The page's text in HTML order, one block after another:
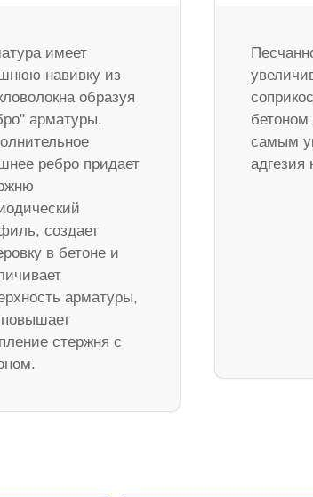
имеет
навивку из
образуя
арматуры.
ребро придает
создает
в бетоне и
арматуры,
повышает
стержня с
бетоном
самым
адгезия